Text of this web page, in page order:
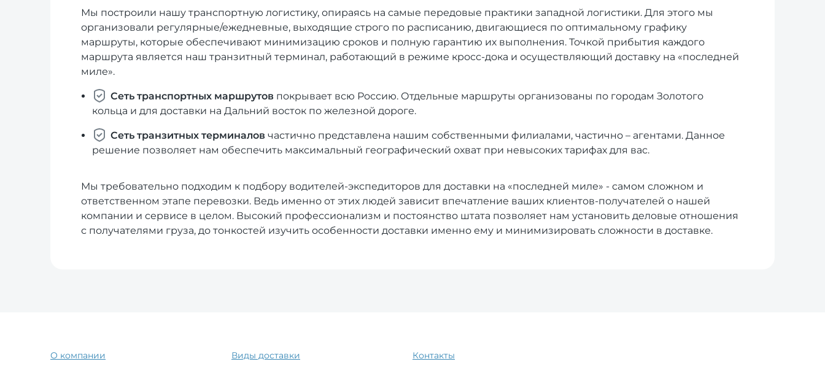
Мы построили нашу транспортную логистику, опираясь на самые передовые практики западной логистики. Для этого мы
организовали регулярные/ежедневные, выходящие строго по расписанию, двигающиеся по оптимальному графику
маршруты, которые обеспечивают минимизацию сроков и полную гарантию их выполнения. Точкой прибытия каждого
маршрута является наш транзитный терминал, работающий в режиме кросс-дока и осуществляющий доставку на «последней
миле».
Сеть транспортных маршрутов покрывает всю Россию. Отдельные маршруты организованы по городам Золотого
кольца и для доставки на Дальний восток по железной дороге.
Сеть транзитных терминалов частично представлена нашим собственными филиалами, частично – агентами. Данное
решение позволяет нам обеспечить максимальный географический охват при невысоких тарифах для вас.
Мы требовательно подходим к подбору водителей-экспедиторов для доставки на «последней миле» - самом сложном и
ответственном этапе перевозки. Ведь именно от этих людей зависит впечатление ваших клиентов-получателей о нашей
компании и сервисе в целом. Высокий профессионализм и постоянство штата позволяет нам установить деловые отношения
с получателями груза, до тонкостей изучить особенности доставки именно ему и минимизировать сложности в доставке.
О компании Виды доставки Контакты